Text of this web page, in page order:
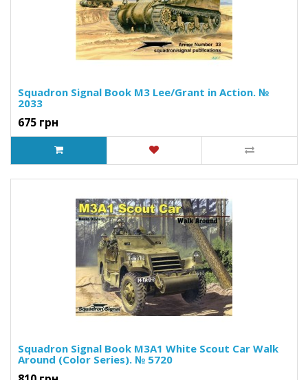
Squadron Signal Book M3 Lee/Grant in Action. №
2033
675 грн
Squadron Signal Book M3A1 White Scout Car Walk
Around (Color Series). № 5720